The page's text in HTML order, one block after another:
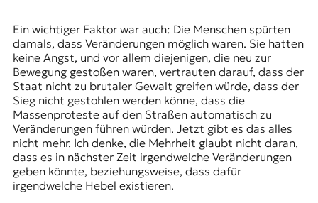
Ein wichtiger Faktor war auch: Die Menschen spürten
damals, dass Veränderungen möglich waren. Sie hatten
keine Angst, und vor allem diejenigen, die neu zur
Bewegung gestoßen waren, vertrauten darauf, dass der
Staat nicht zu brutaler Gewalt greifen würde, dass der
Sieg nicht gestohlen werden könne, dass die
Massenproteste auf den Straßen automatisch zu
Veränderungen führen würden. Jetzt gibt es das alles
nicht mehr. Ich denke, die Mehrheit glaubt nicht daran,
dass es in nächster Zeit irgendwelche Veränderungen
geben könnte, beziehungsweise, dass dafür
irgendwelche Hebel existieren.